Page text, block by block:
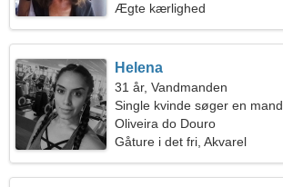
Ægte kærlighed
Helena
31 år, Vandmanden
Single kvinde søger en mand
Oliveira do Douro
Gåture i det fri, Akvarel